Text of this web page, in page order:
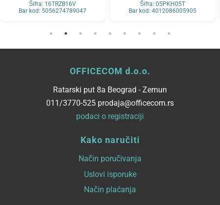
Šifra: 16TRZB16V
Bar kod: 5056274789047
Šifra: 05PKH05T
Bar kod: 4012086005905
OFFICECOM d.o.o.
Ratarski put 8a Beograd - Zemun
011/3770-525 prodaja@officecom.rs
podaci o registraciji
Kako naručiti
Način poručivanja
Uslovi isporuke
Način plaćanja